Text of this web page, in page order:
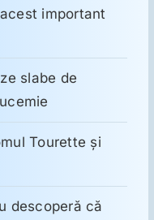
important
slabe de
Tourette şi
descoperă că